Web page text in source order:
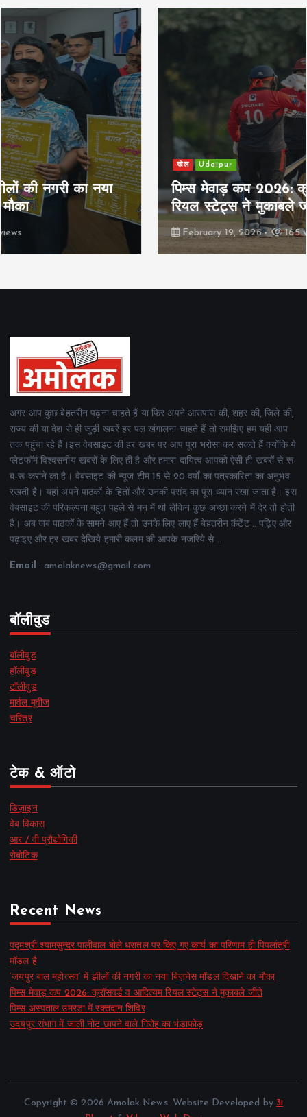
खेल Udaipur
पिम्स मेवाड़ कप 2026: क्रॉसवर्ड व आदित्यम
रियल स्टेट्स ने मुकाबले जीते
165 views
अगर आप कुछ बेहतरीन पढ़ना चाहते हैं या फिर अपने आसपास की, शहर की, जिले की,
राज्य की या देश से ही जुड़ी खबरें हर पल खंगालना चाहते हैं तो समझिए हम यही आप
तक पहुंचा रहे हैं।इस वेबसाइट की हर खबर पर आप पूरा भरोसा कर सकते हैं क्योंकि ये
प्लेटफॉर्म विश्वसनीय खबरों के लिए ही है और हमारा दायित्व आपको ऐसी ही खबरों से रू-
ब-रू कराने का है। वेबसाइट की न्यूज टीम 15 से 20 वर्षों का पत्रकारिता का अनुभव
रखती है। यहां अपने पाठकों के हितों और उनकी पसंद का पूरा ध्यान रखा जाता है। इस
वेबसाइट की परिकल्पना बहुत पहले से मन में थी लेकिन कुछ अच्छा करने में देर तो होती
है। अब जब पाठकों के सामने आए हैं तो उनके लिए लाए हैं बेहतरीन कंटेंट .. पढ़िए और
पढ़ाइए और हर खबर देखिये हमारी कलम की आपके नजरिये से ..
Email : amolaknews@gmail.com
बॉलीवुड
बॉलीवुड
हॉलीवुड
टॉलीवुड
मार्वल मूवीज
चरित्र
टेक & ऑटो
डिज़ाइन
वेब विकास
आर / वी प्रौद्योगिकी
रोबोटिक
Recent News
पद्मश्री श्यामसुन्दर पालीवाल बोले धरातल पर किए गए कार्य का परिणाम ही पिपलांत्री
मॉडल है
‘जयपुर बाल महोत्सव’ में झीलों की नगरी का नया बिज़नेस मॉडल दिखाने का मौका
पिम्स मेवाड़ कप 2026: क्रॉसवर्ड व आदित्यम रियल स्टेट्स ने मुकाबले जीते
पिम्स अस्पताल उमरडा में रक्तदान शिविर
उदयपुर संभाग में जाली नोट छापने वाले गिरोह का भंडाफोड़
Copyright © 2026 Amolak News. Website Developed by 3i